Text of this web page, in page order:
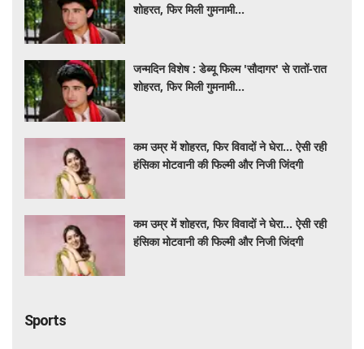
शोहरत, फिर मिली गुमनामी...
जन्मदिन विशेष : डेब्यू फिल्म 'सौदागर' से रातों-रात
शोहरत, फिर मिली गुमनामी...
कम उम्र में शोहरत, फिर विवादों ने घेरा… ऐसी रही
हंसिका मोटवानी की फिल्मी और निजी जिंदगी
कम उम्र में शोहरत, फिर विवादों ने घेरा… ऐसी रही
हंसिका मोटवानी की फिल्मी और निजी जिंदगी
Sports